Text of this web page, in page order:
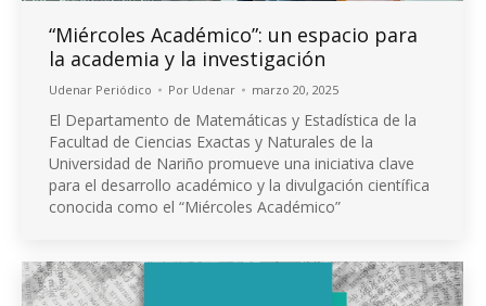
“Miércoles Académico”: un espacio para
la academia y la investigación
Udenar Periódico Por Udenar marzo 20, 2025
El Departamento de Matemáticas y Estadística de la
Facultad de Ciencias Exactas y Naturales de la
Universidad de Nariño promueve una iniciativa clave
para el desarrollo académico y la divulgación científica
conocida como el “Miércoles Académico”